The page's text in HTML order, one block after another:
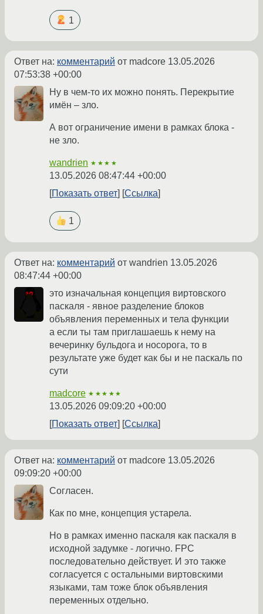
1
Ответ на: комментарий от madcore 13.05.2026
07:53:38 +00:00
Ну в чем-то их можно понять. Перекрытие
имён – зло.
А вот ограничение имени в рамках блока -
не зло.
wandrien ★★★★
13.05.2026 08:47:44 +00:00
Показать ответ
Ссылка
1
Ответ на: комментарий от wandrien 13.05.2026
08:47:44 +00:00
это изначальная концепция виртовского
паскаля - явное разделение блоков
объявления переменных и тела функции
а если ты там приглашаешь к нему на
вечеринку бульдога и носорога, то в
результате уже будет как бы и не паскаль по
сути
madcore ★★★★★
13.05.2026 09:09:20 +00:00
Показать ответ
Ссылка
Ответ на: комментарий от madcore 13.05.2026
09:09:20 +00:00
Согласен.
Как по мне, концепция устарела.
Но в рамках именно паскаля как паскаля в
исходной задумке - логично. FPC
последовательно действует. И это также
согласуется с остальными виртовскими
языками, там тоже блок объявления
переменных отдельно.